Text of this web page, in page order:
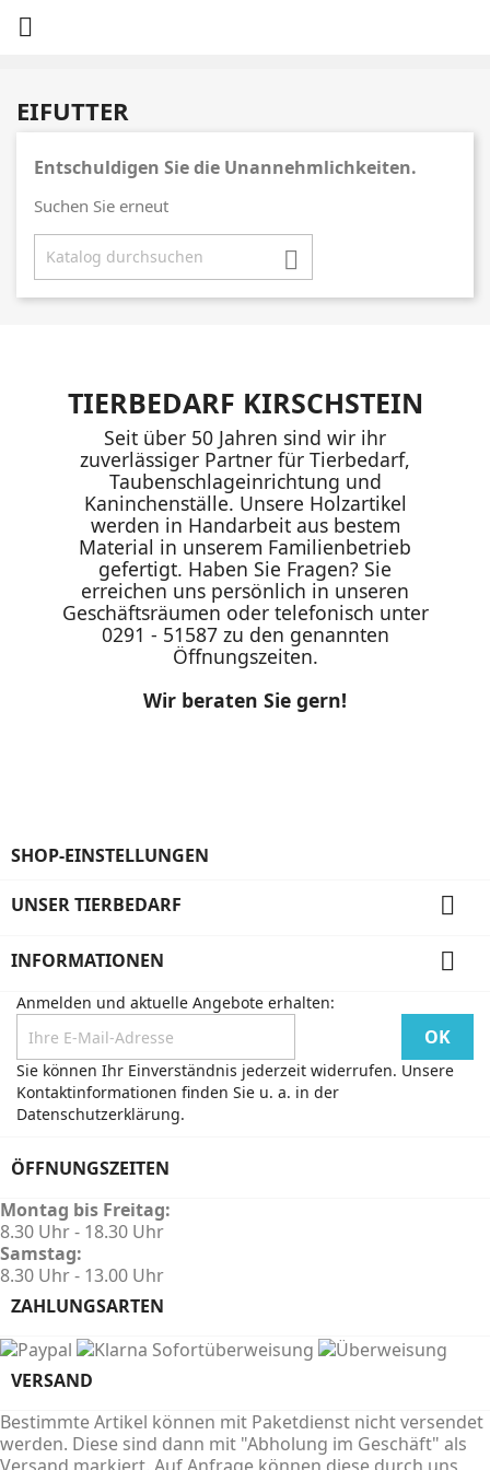

EIFUTTER
Entschuldigen Sie die Unannehmlichkeiten.
Suchen Sie erneut

TIERBEDARF KIRSCHSTEIN
Seit über 50 Jahren sind wir ihr
zuverlässiger Partner für Tierbedarf,
Taubenschlageinrichtung und
Kaninchenställe. Unsere Holzartikel
werden in Handarbeit aus bestem
Material in unserem Familienbetrieb
gefertigt. Haben Sie Fragen? Sie
erreichen uns persönlich in unseren
Geschäftsräumen oder telefonisch unter
0291 - 51587 zu den genannten
Öffnungszeiten.
Wir beraten Sie gern!
SHOP-EINSTELLUNGEN
UNSER TIERBEDARF 
INFORMATIONEN 
Anmelden und aktuelle Angebote erhalten:
Sie können Ihr Einverständnis jederzeit widerrufen. Unsere
Kontaktinformationen finden Sie u. a. in der
Datenschutzerklärung.
ÖFFNUNGSZEITEN
Montag bis Freitag:
8.30 Uhr - 18.30 Uhr
Samstag:
8.30 Uhr - 13.00 Uhr
ZAHLUNGSARTEN
VERSAND
Bestimmte Artikel können mit Paketdienst nicht versendet
werden. Diese sind dann mit "Abholung im Geschäft" als